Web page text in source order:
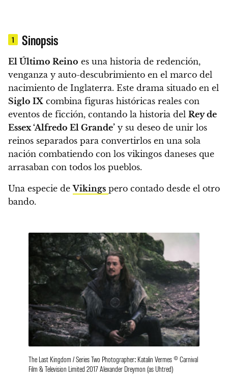
1 Sinopsis
El Último Reino es una historia de redención,
venganza y auto-descubrimiento en el marco del
nacimiento de Inglaterra. Este drama situado en el
Siglo IX combina figuras históricas reales con
eventos de ficción, contando la historia del Rey de
Essex ‘Alfredo El Grande’ y su deseo de unir los
reinos separados para convertirlos en una sola
nación combatiendo con los vikingos daneses que
arrasaban con todos los pueblos.
Una especie deVikings pero contado desde el otro
bando.
The Last Kingdom / Series Two Photographer: Katalin Vermes © Carnival
Film & Television Limited 2017 Alexander Dreymon (as Uhtred)